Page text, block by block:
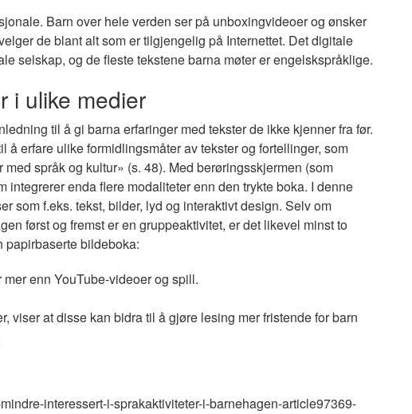
Barn over hele verden ser på unboxingvideoer og ønsker
de blant alt som er tilgjengelig på Internettet. Det digitale
selskap, og de fleste tekstene barna møter er engelskspråklige.
i ulike medier
til å gi barna erfaringer med tekster de ikke kjenner fra før.
erfare ulike formidlingsmåter av tekster og fortellinger, som
språk og kultur» (s. 48). Med berøringsskjermen (som
integrerer enda flere modaliteter enn den trykte boka. I denne
som f.eks. tekst, bilder, lyd og interaktivt design. Selv om
først og fremst er en gruppeaktivitet, er det likevel minst to
papirbaserte bildeboka:
enn YouTube-videoer og spill.
viser at disse kan bidra til å gjøre lesing mer fristende for barn
interessert-i-sprakaktiviteter-i-barnehagen-article97369-